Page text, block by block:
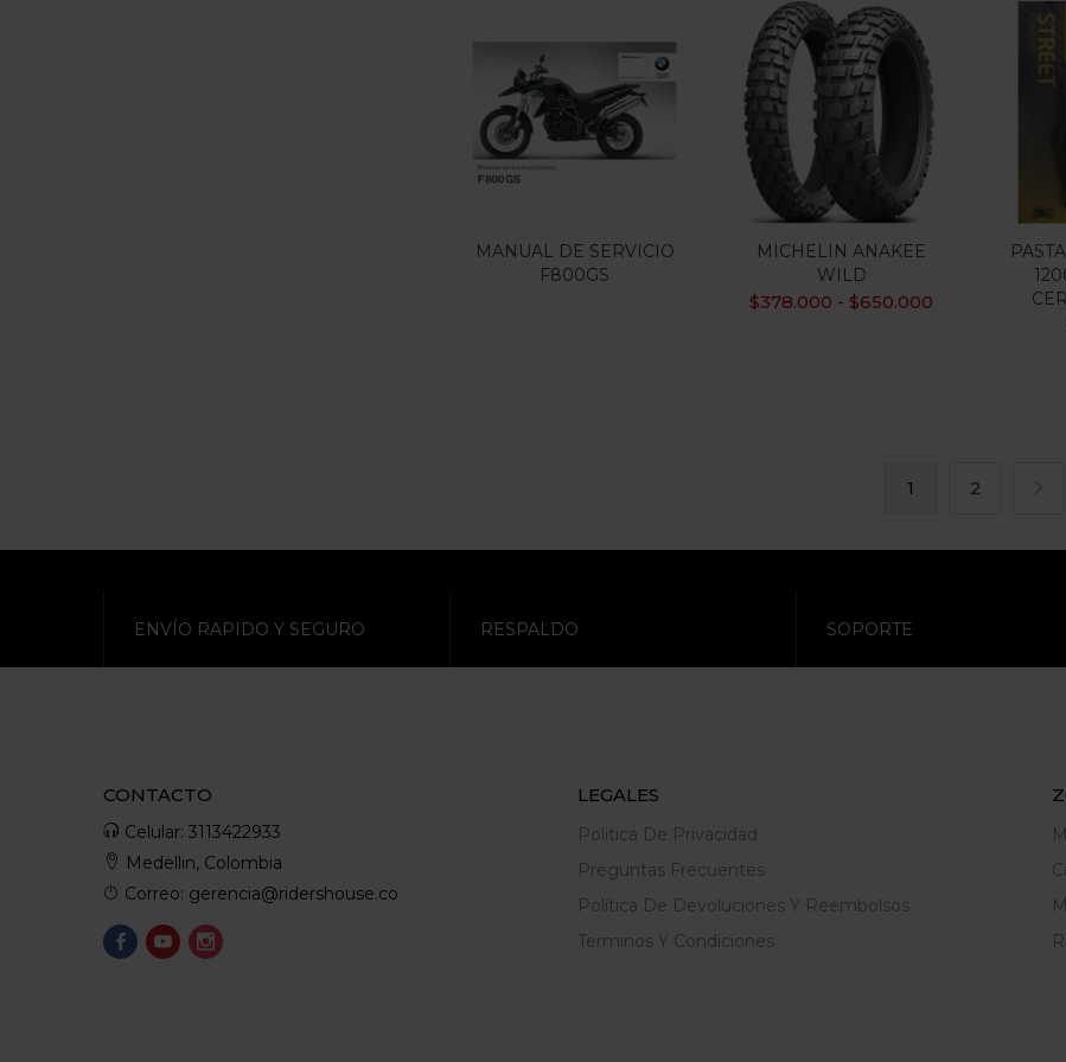
MANUAL DE SERVICIO
F800GS
MICHELIN ANAKEE
WILD
$378.000 - $650.000
1 2
ENVÍO RAPIDO Y SEGURO RESPALDO SOPORTE
CONTACTO
Celular: 3113422933
Medellin, Colombia
Correo: gerencia@ridershouse.co
LEGALES
Politica De Privacidad
Preguntas Frecuentes
Política De Devoluciones Y Reembolsos
Terminos Y Condiciones